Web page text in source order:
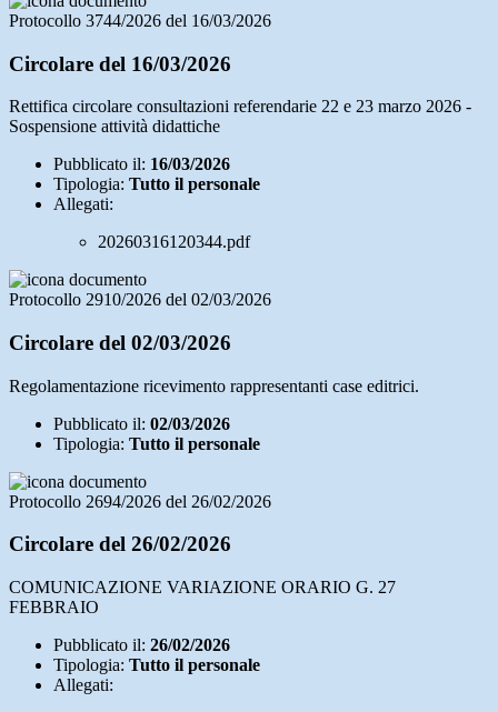
Protocollo 3744/2026 del 16/03/2026
Circolare del 16/03/2026
Rettifica circolare consultazioni referendarie 22 e 23 marzo 2026 -
Sospensione attività didattiche
Pubblicato il: 16/03/2026
Tipologia: Tutto il personale
Allegati:
20260316120344.pdf
Protocollo 2910/2026 del 02/03/2026
Circolare del 02/03/2026
Regolamentazione ricevimento rappresentanti case editrici.
Pubblicato il: 02/03/2026
Tipologia: Tutto il personale
Protocollo 2694/2026 del 26/02/2026
Circolare del 26/02/2026
COMUNICAZIONE VARIAZIONE ORARIO G. 27
FEBBRAIO
Pubblicato il: 26/02/2026
Tipologia: Tutto il personale
Allegati: